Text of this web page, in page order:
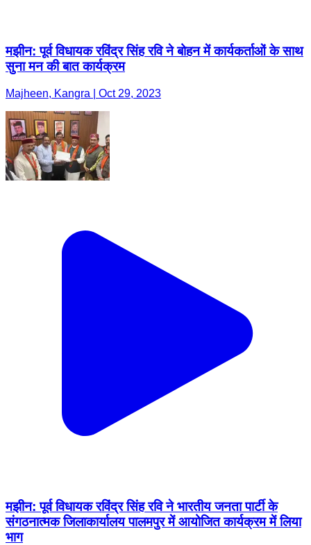
मझीन: पूर्व विधायक रविंद्र सिंह रवि ने बोहन में कार्यकर्ताओं के साथ
सुना मन की बात कार्यक्रम
Majheen, Kangra | Oct 29, 2023
मझीन: पूर्व विधायक रविंद्र सिंह रवि ने भारतीय जनता पार्टी के
संगठनात्मक जिलाकार्यालय पालमपुर में आयोजित कार्यक्रम में लिया
भाग